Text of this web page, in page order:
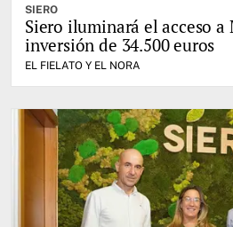
SIERO
Siero iluminará el acceso a
inversión de 34.500 euros
EL FIELATO Y EL NORA